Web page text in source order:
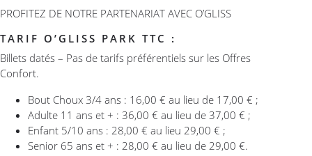
PROFITEZ DE NOTRE PARTENARIAT AVEC O’GLISS
TARIF O’GLISS PARK TTC :
Billets datés – Pas de tarifs préférentiels sur les Offres
Confort.
Bout Choux 3/4 ans : 16,00 € au lieu de 17,00 € ;
Adulte 11 ans et + : 36,00 € au lieu de 37,00 € ;
Enfant 5/10 ans : 28,00 € au lieu 29,00 € ;
Senior 65 ans et + : 28,00 € au lieu de 29,00 €.